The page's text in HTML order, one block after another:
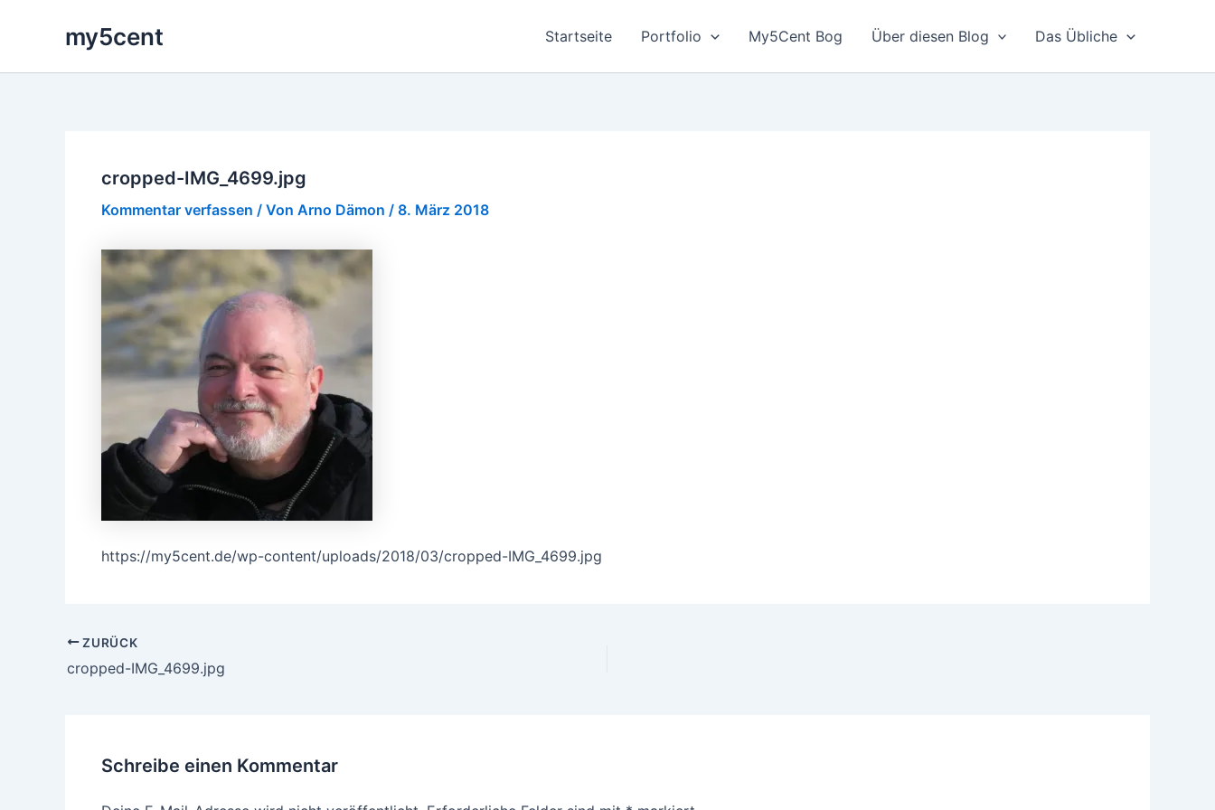
my5cent Startseite Portfolio My5Cent Bog Über diesen Blog Das Übliche
cropped-IMG_4699.jpg
Kommentar verfassen / Von Arno Dämon / 8. März 2018
https://my5cent.de/wp-content/uploads/2018/03/cropped-IMG_4699.jpg
ZURÜCK
cropped-IMG_4699.jpg
Schreibe einen Kommentar